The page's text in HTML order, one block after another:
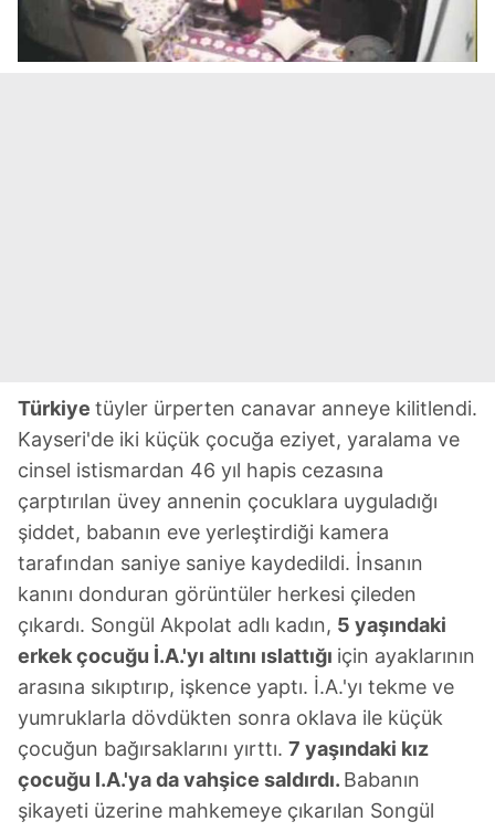
Türkiye tüyler ürperten canavar anneye kilitlendi.
Kayseri'de iki küçük çocuğa eziyet, yaralama ve
cinsel istismardan 46 yıl hapis cezasına
çarptırılan üvey annenin çocuklara uyguladığı
şiddet, babanın eve yerleştirdiği kamera
tarafından saniye saniye kaydedildi. İnsanın
kanını donduran görüntüler herkesi çileden
çıkardı. Songül Akpolat adlı kadın, 5 yaşındaki
erkek çocuğu İ.A.'yı altını ıslattığı için ayaklarının
arasına sıkıptırıp, işkence yaptı. İ.A.'yı tekme ve
yumruklarla dövdükten sonra oklava ile küçük
çocuğun bağırsaklarını yırttı. 7 yaşındaki kız
çocuğu I.A.'ya da vahşice saldırdı. Babanın
şikayeti üzerine mahkemeye çıkarılan Songül